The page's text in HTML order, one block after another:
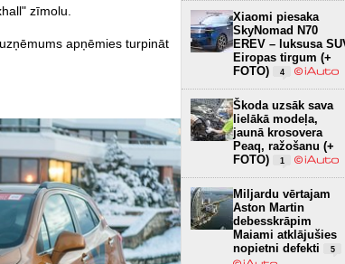
zīmolu.
apņēmies turpināt
Xiaomi piesaka
SkyNomad N70
EREV – luksusa
Eiropas tirgum (+
FOTO)
4
Škoda uzsāk sava
lielākā modeļa,
jaunā krosovera
Peaq, ražošanu (+
FOTO)
1
Miljardu vērtajam
Aston Martin
debesskrāpim
Maiami atklājušies
nopietni defekti
5